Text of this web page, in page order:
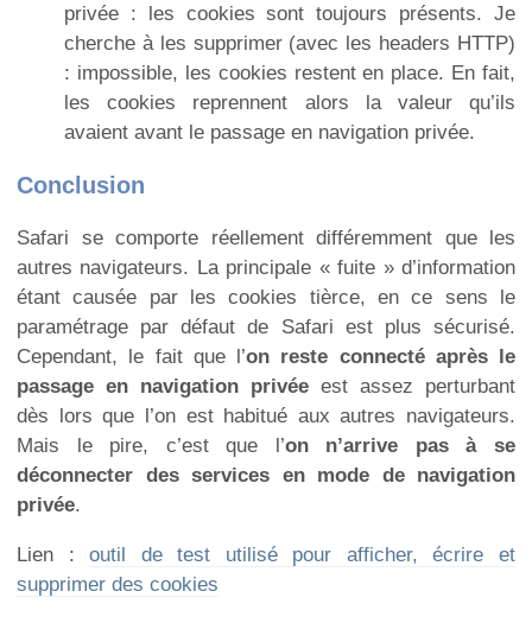
privée : les cookies sont toujours présents. Je
cherche à les supprimer (avec les headers HTTP)
: impossible, les cookies restent en place. En fait,
les cookies reprennent alors la valeur qu’ils
avaient avant le passage en navigation privée.
Conclusion
Safari se comporte réellement différemment que les
autres navigateurs. La principale « fuite » d’information
étant causée par les cookies tièrce, en ce sens le
paramétrage par défaut de Safari est plus sécurisé.
Cependant, le fait que l’on reste connecté après le
passage en navigation privée est assez perturbant
dès lors que l’on est habitué aux autres navigateurs.
Mais le pire, c’est que l’on n’arrive pas à se
déconnecter des services en mode de navigation
privée.
Lien :outil de test utilisé pour afficher, écrire et
supprimer des cookies